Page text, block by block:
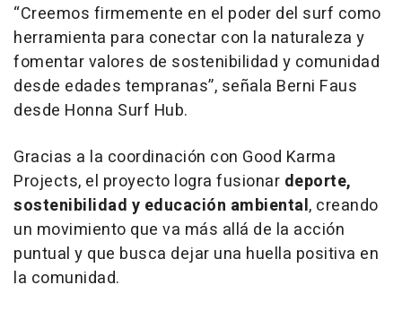
“Creemos firmemente en el poder del surf como
herramienta para conectar con la naturaleza y
fomentar valores de sostenibilidad y comunidad
desde edades tempranas”, señala Berni Faus
desde Honna Surf Hub.
Gracias a la coordinación con Good Karma
Projects, el proyecto logra fusionar deporte,
sostenibilidad y educación ambiental, creando
un movimiento que va más allá de la acción
puntual y que busca dejar una huella positiva en
la comunidad.